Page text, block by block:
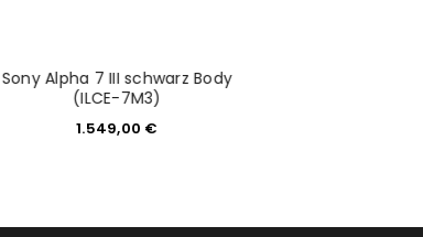
Sony Alpha 7 III schwarz Body
(ILCE-7M3)
1.549,00 €